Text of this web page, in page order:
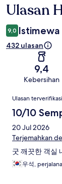
Ulasan
Ulasan
9,0 Istimewa
432 ulasan
9,4
Kebersihan
Ulasan
Ulasan terverifikasi
10/10
20 Jul 2026
Terjemahkan
굿 깨끗한 객실
우석,